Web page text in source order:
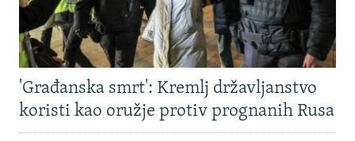
'Građanska smrt': Kremlj državljanstvo
koristi kao oružje protiv prognanih Rusa